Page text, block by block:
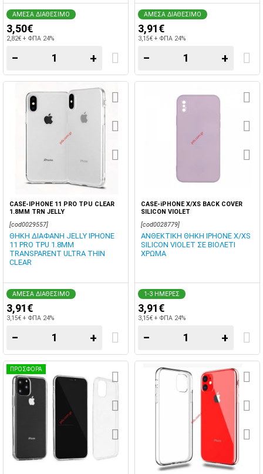
ΑΜΕΣΑ ΔΙΑΘΕΣΙΜΟ
3,50€
2,82€ + ΦΠΑ 24%
− +
ΑΜΕΣΑ ΔΙΑΘΕΣΙΜΟ
3,91€
3,15€ + ΦΠΑ 24%
− +
CASE-IPHONE 11 PRO TPU CLEAR
1.8MM TRN JELLY
[cod0029557]
ΘΗΚΗ ΔΙΑΦΑΝΗ JELLY IPHONE
11 PRO TPU 1.8MM
TRANSPARENT ULTRA THIN
CLEAR
ΑΜΕΣΑ ΔΙΑΘΕΣΙΜΟ
3,91€
3,15€ + ΦΠΑ 24%
− +
CASE-iPHONE X/XS BACK COVER
SILICON VIOLET
[cod0028779]
ΑΝΘΕΚΤΙΚΗ ΘΗΚΗ IPHONE X/XS
SILICON VIOLET ΣΕ ΒΙΟΛΕΤΙ
ΧΡΩΜΑ
1-3 ΗΜΕΡΕΣ
3,91€
3,15€ + ΦΠΑ 24%
− +
ΠΡΟΣΦΟΡΑ